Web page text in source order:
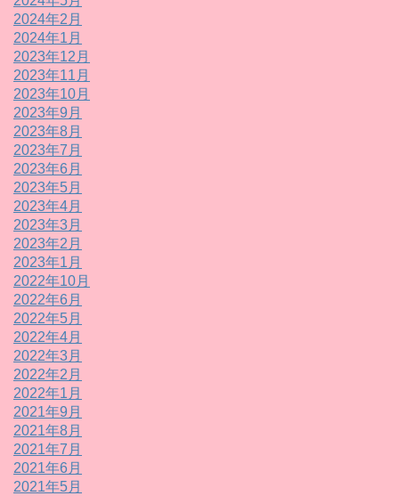
2024年2月
2024年1月
2023年12月
2023年11月
2023年10月
2023年9月
2023年8月
2023年7月
2023年6月
2023年5月
2023年4月
2023年3月
2023年2月
2023年1月
2022年10月
2022年6月
2022年5月
2022年4月
2022年3月
2022年2月
2022年1月
2021年9月
2021年8月
2021年7月
2021年6月
2021年5月